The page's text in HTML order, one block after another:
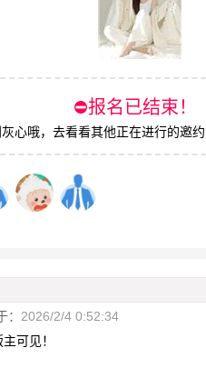
⛔️报名已结束！
心哦，去看看其他正在进行的邀
： 2026/2/4 0:52:34
可见！